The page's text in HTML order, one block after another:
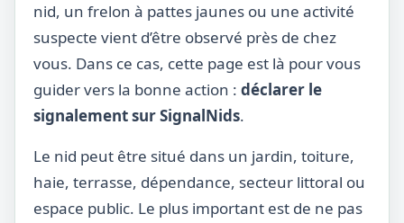
nid, un frelon à pattes jaunes ou une activité
suspecte vient d’être observé près de chez
vous. Dans ce cas, cette page est là pour vous
guider vers la bonne action : déclarer le
signalement sur SignalNids.
Le nid peut être situé dans un jardin, toiture,
haie, terrasse, dépendance, secteur littoral ou
espace public. Le plus important est de ne pas